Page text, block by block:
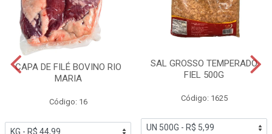
CAPA DE FILÉ BOVINO RIO
MARIA
Código: 16
SAL GROSSO TEMPERADO
FIEL 500G
Código: 1625